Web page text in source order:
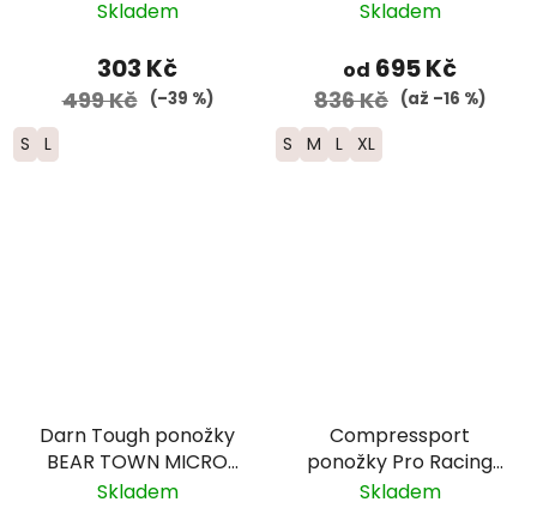
Skladem
303 Kč
499 Kč (–39 %)
S L
Winter Run - černá
Skladem
od 695 Kč
836 Kč (až –16 %)
S M L XL
Darn Tough ponožky
BEAR TOWN MICRO
CREW Lightweight
Skladem
Compressport
ponožky Pro Racing
Trail v4.0 - UTMB 2026
Skladem